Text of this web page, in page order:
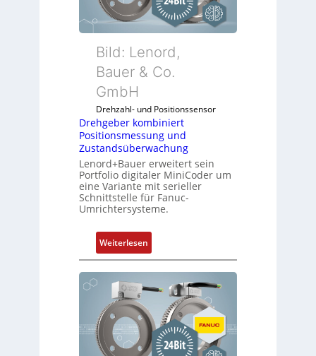
Bild: Lenord,
Bauer & Co.
GmbH
Drehzahl- und Positionssensor
Drehgeber kombiniert
Positionsmessung und
Zustandsüberwachung
Lenord+Bauer erweitert sein
Portfolio digitaler MiniCoder um
eine Variante mit serieller
Schnittstelle für Fanuc-
Umrichtersysteme.
Weiterlesen:
D
r
e
g
e
b